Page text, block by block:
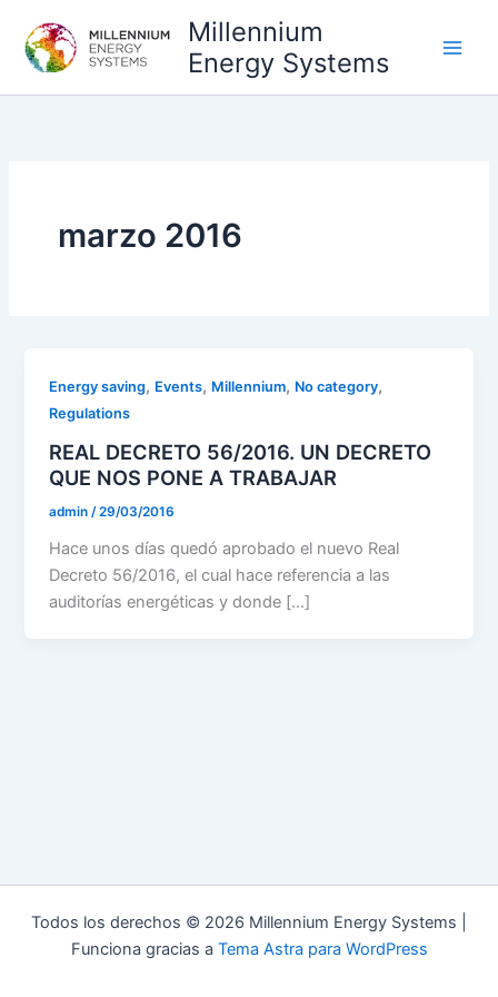
contenido
Millennium
Energy Systems
marzo 2016
Energy saving, Events, Millennium, No category,
Regulations
REAL DECRETO 56/2016. UN DECRETO
QUE NOS PONE A TRABAJAR
admin /29/03/2016
Hace unos días quedó aprobado el nuevo Real
Decreto 56/2016, el cual hace referencia a las
auditorías energéticas y donde […]
Todos los derechos © 2026 Millennium Energy Systems |
Funciona gracias a Tema Astra para WordPress